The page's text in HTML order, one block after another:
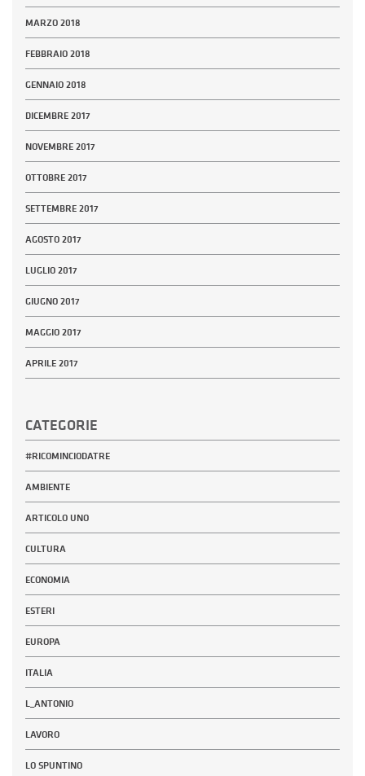
MARZO 2018
FEBBRAIO 2018
GENNAIO 2018
DICEMBRE 2017
NOVEMBRE 2017
OTTOBRE 2017
SETTEMBRE 2017
AGOSTO 2017
LUGLIO 2017
GIUGNO 2017
MAGGIO 2017
APRILE 2017
CATEGORIE
#RICOMINCIODATRE
AMBIENTE
ARTICOLO UNO
CULTURA
ECONOMIA
ESTERI
EUROPA
ITALIA
L_ANTONIO
LAVORO
LO SPUNTINO